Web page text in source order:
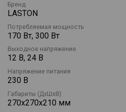
Бренд
LASTON
Потребляемая мощность
170 Вт, 300 Вт
Выходное напряжение
12 В, 24 В
Напряжение питания
230 В
Габариты (ДхШхВ)
270х270х210 мм